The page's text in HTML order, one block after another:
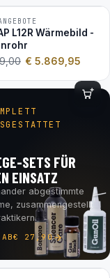
L12R Wärmebild -
€ 5.869,95
SETS FÜR
EINSATZ
abgestimmte
zusammengestellt
€ 27,90